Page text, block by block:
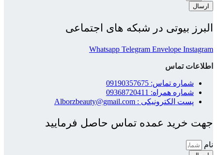
ارسال
البرز بیوتی در شبکه های اجتماعی
Whatsapp Telegram Envelope Instagram
اطلاعات تماس
شماره تماس: 09190357675
شماره همراه: 09368720411
پست الکترونیکی : Alborzbeauty@gmail.com
جهت خرید عمده تماس حاصل فرمایید
نام